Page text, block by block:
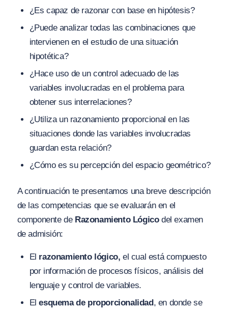
¿Es capaz de razonar con base en hipótesis?
¿Puede analizar todas las combinaciones que
intervienen en el estudio de una situación
hipotética?
¿Hace uso de un control adecuado de las
variables involucradas en el problema para
obtener sus interrelaciones?
¿Utiliza un razonamiento proporcional en las
situaciones donde las variables involucradas
guardan esta relación?
¿Cómo es su percepción del espacio geométrico?
A continuación te presentamos una breve descripción
de las competencias que se evaluarán en el
componente de Razonamiento Lógicodel examen
de admisión:
El razonamiento lógico,el cual está compuesto
por información de procesos físicos, análisis del
lenguaje y control de variables.
Elesquema de proporcionalidad , en donde se